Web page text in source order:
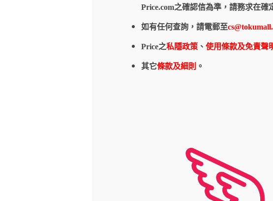
Price.com之確認信為準，請務求在
如有任何查詢，請電郵至
Price之私隱政策 、 使用條款及免責聲
其它條款及細則 。